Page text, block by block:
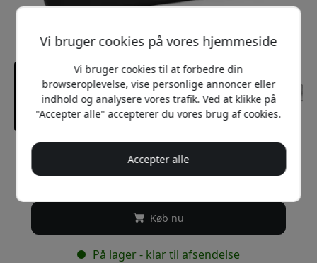
Anbefalet pris
499 DKK
Køb nu
På lager - klar til afsendelse
Vi bruger cookies på vores hjemmeside
Vi bruger cookies til at forbedre din
browseroplevelse, vise personlige annoncer eller
indhold og analysere vores trafik. Ved at klikke på
"Accepter alle" accepterer du vores brug af cookies.
Accepter alle